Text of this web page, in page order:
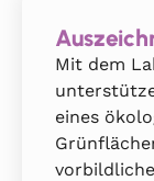
Mit dem
eines